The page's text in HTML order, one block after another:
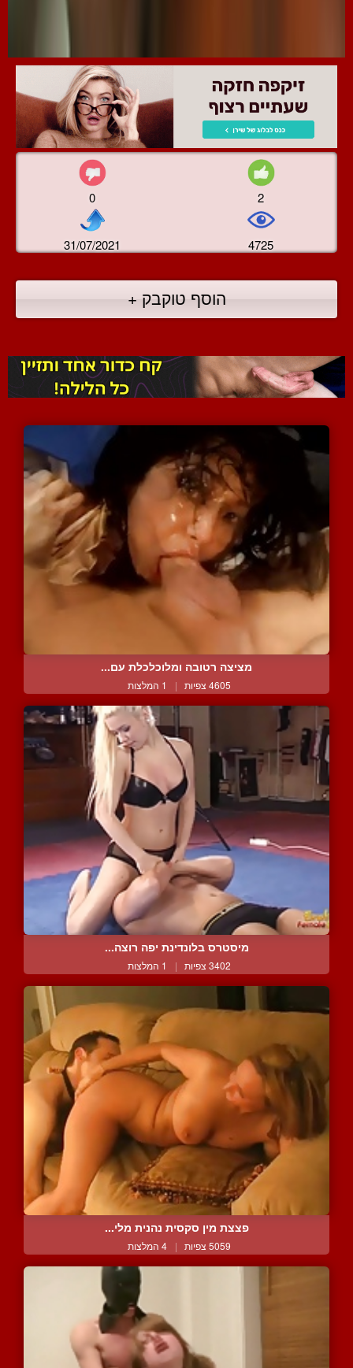
0 2
31/07/2021 4725
הוסף טוקבק +
מציצה רטובה ומלוכלכלת עם...
4605 צפיות | 1 המלצות
מיסטרס בלונדינת יפה רוצה...
3402 צפיות | 1 המלצות
פצצת מין סקסית נהנית מלי...
5059 צפיות | 4 המלצות